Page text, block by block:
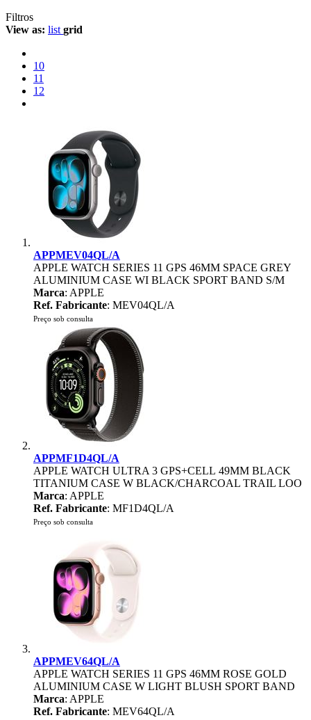
Filtros
View as: list grid
10
11
12
APPMEV04QL/A
APPLE WATCH SERIES 11 GPS 46MM SPACE GREY
ALUMINIUM CASE WI BLACK SPORT BAND S/M
Marca: APPLE
Ref. Fabricante: MEV04QL/A
Preço sob consulta
APPMF1D4QL/A
APPLE WATCH ULTRA 3 GPS+CELL 49MM BLACK
TITANIUM CASE W BLACK/CHARCOAL TRAIL LOO
Marca: APPLE
Ref. Fabricante: MF1D4QL/A
Preço sob consulta
APPMEV64QL/A
APPLE WATCH SERIES 11 GPS 46MM ROSE GOLD
ALUMINIUM CASE W LIGHT BLUSH SPORT BAND
Marca: APPLE
Ref. Fabricante: MEV64QL/A